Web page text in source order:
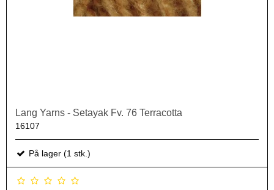
Lang Yarns - Setayak Fv. 76 Terracotta
16107
På lager (1 stk.)